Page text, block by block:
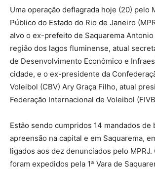
Uma operação deflagrada hoje (20) pelo
Público do Estado do Rio de Janeiro
alvo o ex-prefeito de Saquarema
região dos lagos fluminense, atual
de Desenvolvimento Econômico e
cidade, e o ex-presidente da
Voleibol (CBV) Ary Graça Filho, atual
Federação Internacional de Voleibol
Estão sendo cumpridos 14 mandados de
apreensão na capital e em Saquarema,
ligados aos dez denunciados pelo MPRJ.
foram expedidos pela 1ª Vara de